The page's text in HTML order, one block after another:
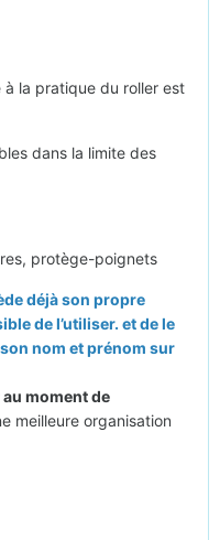
à la pratique du roller est
dans la limite des
protège-poignets
déjà son propre
de l’utiliser. et de le
nom et prénom sur
moment de
meilleure organisation